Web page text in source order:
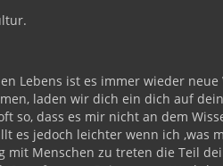
Lebens ist es immer wieder
laden wir dich ein dich auf
dass es mir nicht an dem
es jedoch leichter wenn ich
Menschen zu treten die Teil